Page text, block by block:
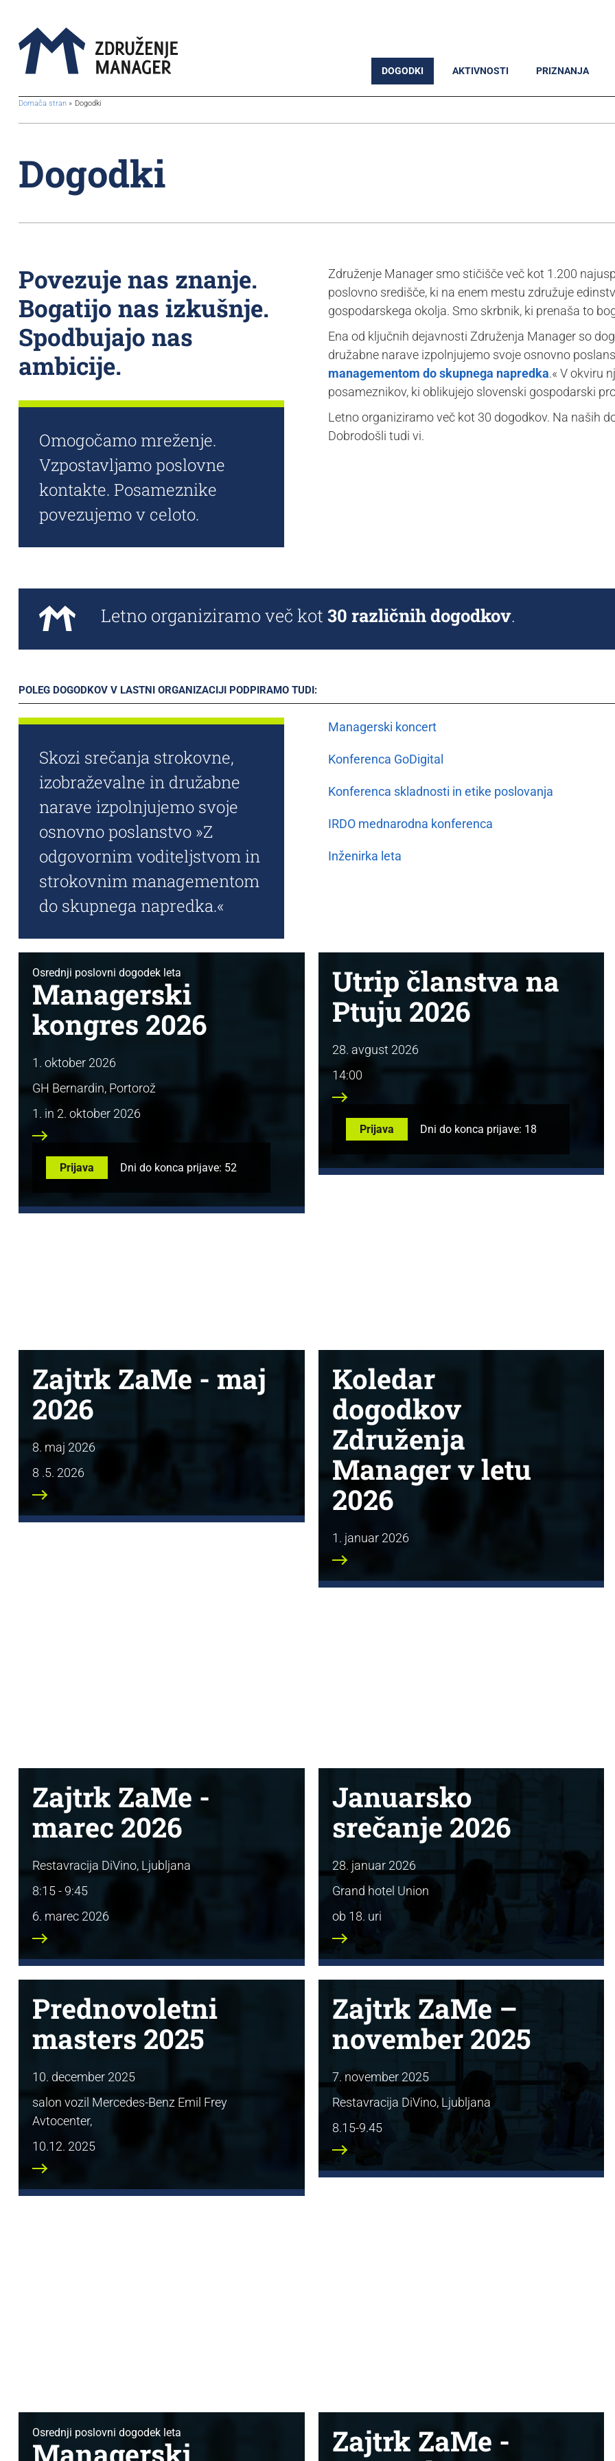
DOGODKI AKTIVNOSTI PRIZNANJA
BreadcrumbsTemplate.TITLE_A11Y
Domača stran Dogodki
Dogodki
Povezuje nas znanje.
Bogatijo nas izkušnje.
Spodbujajo nas
ambicije.
Omogočamo mreženje.
Vzpostavljamo poslovne
kontakte. Posameznike
povezujemo v celoto.
Združenje Manager smo stičišče več kot 1.200
poslovno središče, ki na enem mestu združuje
gospodarskega okolja. Smo skrbnik, ki prenaša to
Ena od ključnih dejavnosti Združenja Manager so
družabne narave izpolnjujemo svoje osnovno
managementom do skupnega napredka.« V okviru
posameznikov, ki oblikujejo slovenski gospodarski
Letno organiziramo več kot 30 dogodkov. Na naših
Dobrodošli tudi vi.
Letno organiziramo več kot 30 različnih dogodkov.
POLEG DOGODKOV V LASTNI ORGANIZACIJI PODPIRAMO TUDI:
Skozi srečanja strokovne,
izobraževalne in družabne
narave izpolnjujemo svoje
osnovno poslanstvo »Z
odgovornim voditeljstvom in
strokovnim managementom
do skupnega napredka.«
Managerski koncert
Konferenca GoDigital
Konferenca skladnosti in etike poslovanja
IRDO mednarodna konferenca
Inženirka leta
Osrednji poslovni dogodek leta
Managerski
kongres 2026
1. oktober 2026
GH Bernardin, Portorož
1. in 2. oktober 2026
Prijava Dni do konca prijave: 52
Utrip članstva na
Ptuju 2026
28. avgust 2026
14:00
Prijava Dni do konca prijave: 18
Zajtrk ZaMe - maj
2026
8. maj 2026
8 .5. 2026
Koledar
dogodkov
Združenja
Manager v letu
2026
1. januar 2026
Zajtrk ZaMe -
marec 2026
Restavracija DiVino, Ljubljana
8:15 - 9:45
6. marec 2026
Januarsko
srečanje 2026
28. januar 2026
Grand hotel Union
ob 18. uri
Prednovoletni
masters 2025
10. december 2025
salon vozil Mercedes-Benz Emil Frey
Avtocenter,
10.12. 2025
Zajtrk ZaMe –
november 2025
7. november 2025
Restavracija DiVino, Ljubljana
8.15-9.45
Osrednji poslovni dogodek leta
Zajtrk ZaMe -